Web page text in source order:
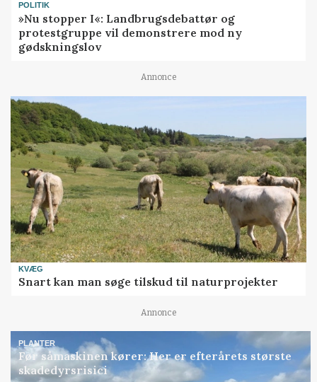
POLITIK
»Nu stopper I«: Landbrugsdebattør og
protestgruppe vil demonstrere mod ny
gødskningslov
Annonce
KVÆG
Snart kan man søge tilskud til naturprojekter
Annonce
PLANTER
Før såmaskinen kører: Her er efterårets største
skadedyrsrisici